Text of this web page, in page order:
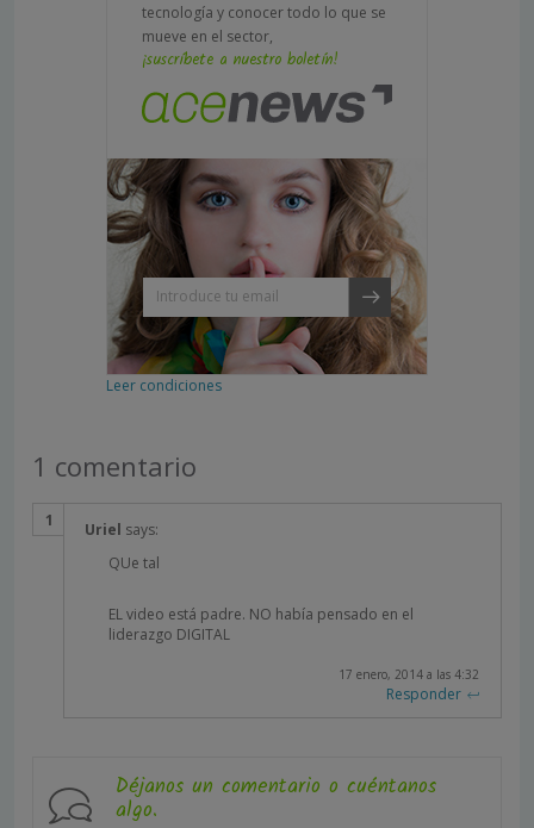
tecnología y conocer todo lo que se
mueve en el sector,
¡suscríbete a nuestro boletín!
Leer condiciones
1 comentario
Uriel says:
17 enero, 2014 a las 4:32
QUe tal
EL video está padre. NO había pensado en el
liderazgo DIGITAL
Responder
Déjanos un comentario o cuéntanos
algo.